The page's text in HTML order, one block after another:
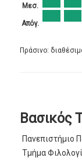
Μεσ.
Απόγ.
Πράσινο:
Βασικός
Πανεπιστήμιο
Τμήμα